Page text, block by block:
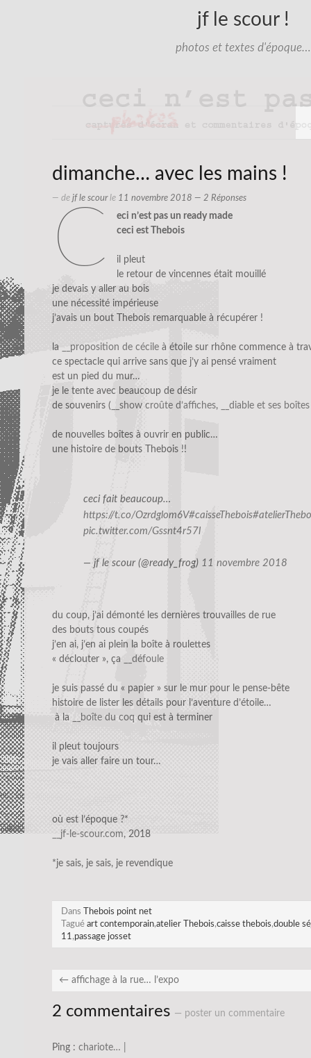
jf le scour !
photos et textes d'époque…
dimanche… avec les mains !
— de jf le scourle 11 novembre 2018 — 2 Réponses
c
eci n’est pas un ready made
ceci est Thebois
il pleut
le retour de vincennes était mouillé
je devais y aller au bois
une nécessité impérieuse
j’avais un bout Thebois remarquable à récupérer !
la __proposition de cécile à étoile sur rhône commence à
ce spectacle qui arrive sans que j’y ai pensé vraiment
est un pied du mur…
je le tente avec beaucoup de désir
de souvenirs ( __show croûte d’affiches, __diable et ses boîtes
de nouvelles boîtes à ouvrir en public…
une histoire de bouts Thebois !!
ceci fait beaucoup…
https://t.co/Ozrdglom6V#caisseThebois
pic.twitter.com/Gssnt4r57l
— jf le scour (@ready_frog) 11 novembre 2018
du coup, j’ai démonté les dernières trouvailles de rue
des bouts tous coupés
j’en ai, j’en ai plein la boîte à roulettes
« déclouter », ça
__défoule
je suis passé du « papier » sur le mur pour le pense-bête
histoire de lister les détails pour l’aventure d’étoile…
à la
__boîte du coq qui est à terminer
il pleut toujours
je vais aller faire un tour…
où est l’époque ?*
__jf-le-scour.com, 2018
*je sais, je sais, je revendique
Dans
Thebois point net
Tagué art contemporain,atelier Thebois,caisse thebois,double
11,passage josset
← affichage à la rue… l’expo
2 commentaires — poster un commentaire
Ping : chariote… |